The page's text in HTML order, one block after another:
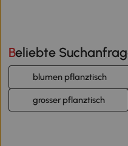
Beliebte
blumen pflanztisch
grosser pflanztisch